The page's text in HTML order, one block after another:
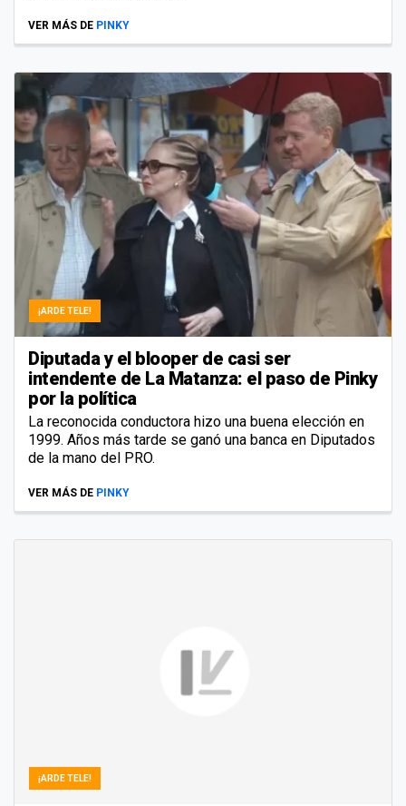
VER MÁS DE PINKY
¡ARDE TELE!
Diputada y el blooper de casi ser
intendente de La Matanza: el paso de Pinky
por la política
La reconocida conductora hizo una buena elección en
1999. Años más tarde se ganó una banca en Diputados
de la mano del PRO.
VER MÁS DE PINKY
¡ARDE TELE!